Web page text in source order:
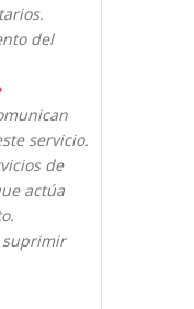
del
servicio.
de
actúa